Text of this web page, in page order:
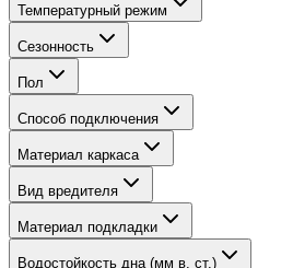
Температурный режим
Сезонность
Пол
Способ подключения
Материал каркаса
Вид вредителя
Материал подкладки
Водостойкость дна (мм в. ст.)